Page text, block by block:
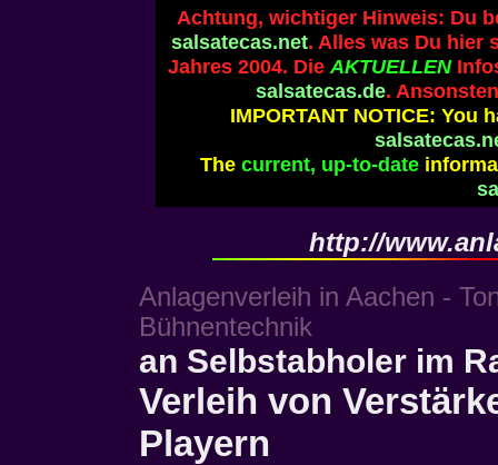
Achtung, wichtiger Hinweis: Du
salsatecas.net. Alles was Du hier
Jahres 2004. Die AKTUELLEN
salsatecas.de.
IMPORTANT NOTICE: You
The current, up-to-date
http://
Anlagenverleih in Aachen -
Bühnentechnik
an Selbstabholer im
Verleih von
Playern